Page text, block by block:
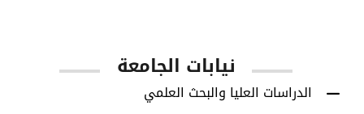
نيابات الجامعة
الدراسات العليا والبحث العلمي